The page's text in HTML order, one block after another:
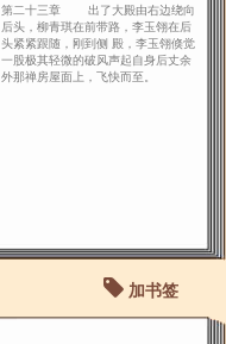
第二十三章 出了大殿由右边绕向
后头，柳青琪在前带路，李玉翎在后
头紧紧跟随，刚到侧 殿，李玉翎倏觉
一股极其轻微的破风声起自身后丈余
外那禅房屋面上，飞快而至。
加书签